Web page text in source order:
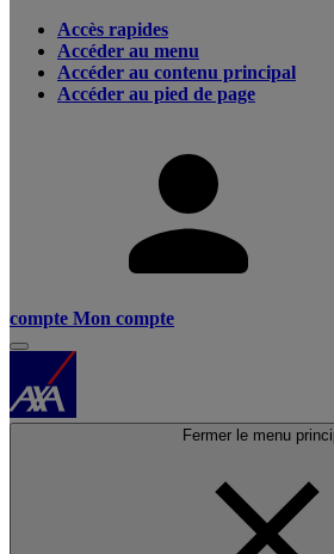
Accès rapides
Accéder au menu
Accéder au contenu principal
Accéder au pied de page
compte Mon compte
Fermer le menu